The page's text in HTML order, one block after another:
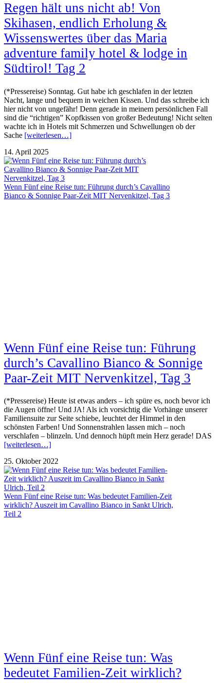
Regen hält uns nicht ab! Von
Skihasen, endlich Erholung &
Wissenswertes über das Maria
adventure family hotel & lodge in
Südtirol! Tag 2
(*Pressereise) Sonntag. Gut habe ich geschlafen in der letzten
Nacht, lange und bequem in weichen Kissen. Und das schreibe ich
hier nicht von ungefähr! Denn gerade in meinem persönlichen Fall
sind die “richtigen” Kopfkissen von großer Bedeutung! Nicht selten
wachte ich in Hotels mit Schmerzen und Schwellungen ob der
Sache [weiterlesen…]
14. April 2025
Wenn Fünf eine Reise tun: Führung durch’s Cavallino
Bianco & Sonnige Paar-Zeit MIT Nervenkitzel, Tag 3
Wenn Fünf eine Reise tun: Führung
durch’s Cavallino Bianco & Sonnige
Paar-Zeit MIT Nervenkitzel, Tag 3
(*Pressereise) Heute ist etwas anders – ich spüre es, noch bevor ich
die Augen öffne! Und JA! Als ich vorsichtig die Vorhänge unserer
Familiensuite zur Seite schiebe, leuchtet der Himmel in den
schönsten Farben! Und Sonnenstrahlen lassen mich – noch
verschlafen – blinzeln. Und dennoch hüpft mein Herz gerade! DAS
[weiterlesen…]
25. Oktober 2022
Wenn Fünf eine Reise tun: Was bedeutet Familien-Zeit
wirklich? Auszeit im Cavallino Bianco in Sankt Ulrich,
Teil 2
Wenn Fünf eine Reise tun: Was
bedeutet Familien-Zeit wirklich?